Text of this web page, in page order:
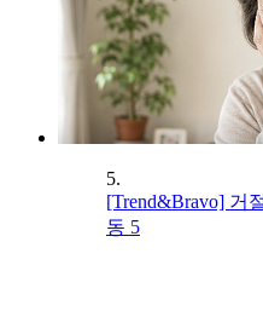
5.
[Trend&Bravo] 거
동 5